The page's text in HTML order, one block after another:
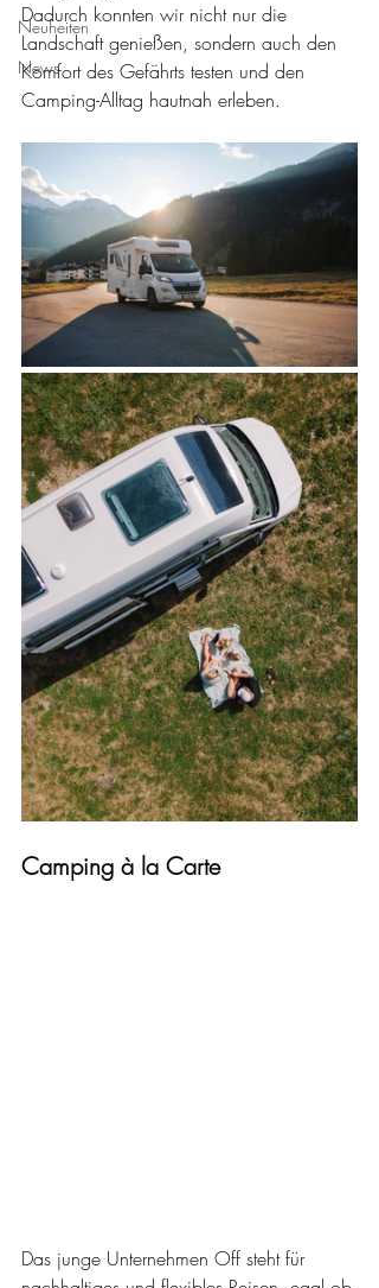
Neuheiten
News
Dadurch konnten wir nicht nur die
Landschaft genießen, sondern auch den
Komfort des Gefährts testen und den
Camping-Alltag hautnah erleben.
Camping à la Carte
Das junge Unternehmen Off steht für